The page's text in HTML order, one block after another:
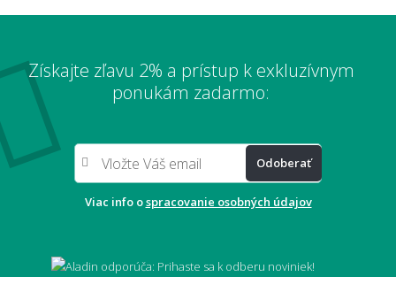
Získajte zľavu 2% a prístup k exkluzívnym
ponukám zadarmo:
Odoberať
Viac info ospracovanie osobných údajov